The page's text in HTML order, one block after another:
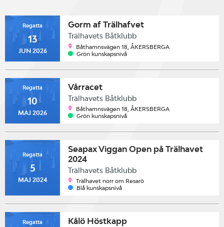
Regatta
13
JUN 2026
Gorm af Trälhafvet
Trälhavets Båtklubb
Båthamnsvägen 18, ÅKERSBERGA
Grön kunskapsnivå
Regatta
10
MAJ 2026
Vårracet
Trälhavets Båtklubb
Båthamnsvägen 18, ÅKERSBERGA
Grön kunskapsnivå
Regatta
5
MAJ 2024
Seapax Viggan Open på Trälhavet
2024
Trälhavets Båtklubb
Trälhavet norr om Resarö
Blå kunskapsnivå
Regatta Kålö Höstkapp